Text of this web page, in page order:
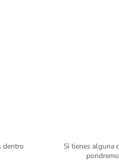
dentro
Si tienes alguna